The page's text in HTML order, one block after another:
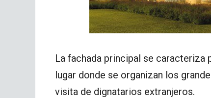
La fachada principal se caracteriza
lugar donde se organizan los
visita de dignatarios extranjeros.